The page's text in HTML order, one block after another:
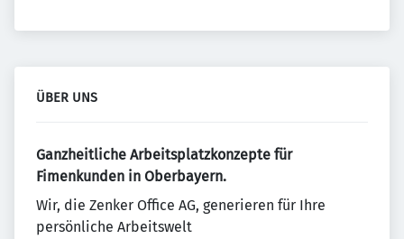
ÜBER UNS
Ganzheitliche Arbeitsplatzkonzepte für
Fimenkunden in Oberbayern.
Wir, die Zenker Office AG, generieren für Ihre
persönliche Arbeitswelt